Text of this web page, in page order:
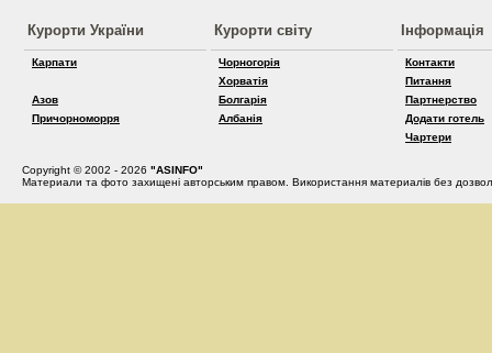
Курорти України
Карпати
Азов
Причорноморря
Курорти світу
Чорногорія
Хорватія
Болгарія
Албанія
Інформація
Контакти
Питання
Партнерство
Додати готель
Чартери
Copyright © 2002 - 2026 "ASINFO"
Материали та фото захищені авторським правом. Використання материалів без